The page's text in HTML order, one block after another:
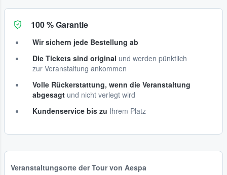
100 % Garantie
Wir sichern jede Bestellung ab
Die Tickets sind original und werden pünktlich
zur Veranstaltung ankommen
Volle Rückerstattung, wenn die Veranstaltung
abgesagt und nicht verlegt wird
Kundenservice bis zu Ihrem Platz
Veranstaltungsorte der Tour von Aespa